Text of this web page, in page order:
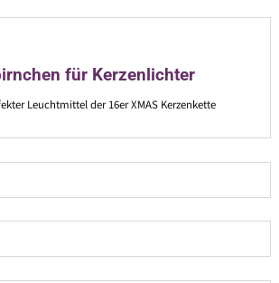
für Kerzenlichter
Leuchtmittel der 16er XMAS Kerzenkette